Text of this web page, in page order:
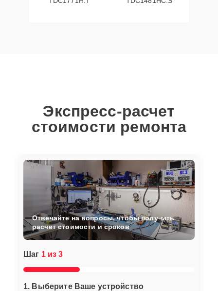
Экспресс-расчет
стоимости ремонта
Шаг 1 из 3
1. Выберите Ваше устройство
Отвечайте на вопросы, чтобы получить
расчет стоимости и сроков